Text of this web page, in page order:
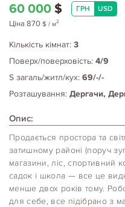
60 000 $ ГРН USD
Ціна 870 $ / м2
Кількість кімнат: 3
Поверх/поверховість: 4/9
S загаль/житл/кух: 69/-/-
Розташування: Дергачи,
Опис:
Продається простора та
затишному районі (поруч
магазини, ліс, спортивний
садок і школа — все це
менше двох років тому.
для себе, все підібрано з